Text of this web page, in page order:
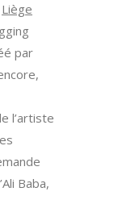
Liège
par
l’artiste
Baba,